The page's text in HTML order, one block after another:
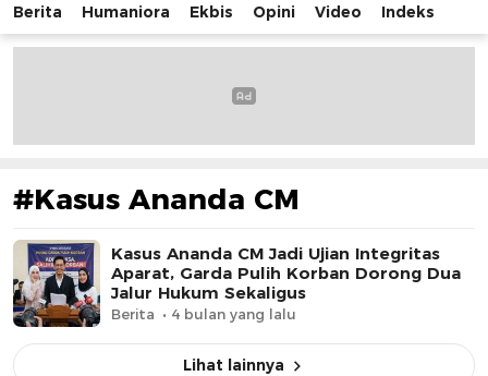
Megapolitan.co
Menyajikan berita-berita fakta bagi pembaca
Berita Humaniora Ekbis Opini Video Indeks
#Kasus Ananda CM
Kasus Ananda CM Jadi Ujian Integritas
Aparat, Garda Pulih Korban Dorong Dua
Jalur Hukum Sekaligus
Berita 4 bulan yang lalu
Lihat lainnya